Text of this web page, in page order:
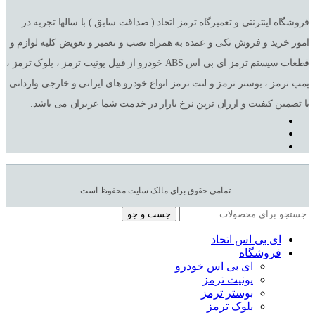
فروشگاه اینترنتی و تعمیرگاه ترمز اتحاد ( صداقت سابق ) با سالها تجربه در
امور خرید و فروش تکی و عمده به همراه نصب و تعمیر و تعویض کلیه لوازم و
قطعات سیستم ترمز ای بی اس ABS خودرو از قبیل یونیت ترمز ، بلوک ترمز ،
پمپ ترمز ، بوستر ترمز و لنت ترمز انواع خودرو های ایرانی و خارجی وارداتی
با تضمین کیفیت و ارزان ترین نرخ بازار در خدمت شما عزیزان می باشد.
تمامی حقوق برای مالک سایت محفوظ است
جست و جو
ای بی اس اتحاد
فروشگاه
ای بی اس خودرو
یونیت ترمز
بوستر ترمز
بلوک ترمز